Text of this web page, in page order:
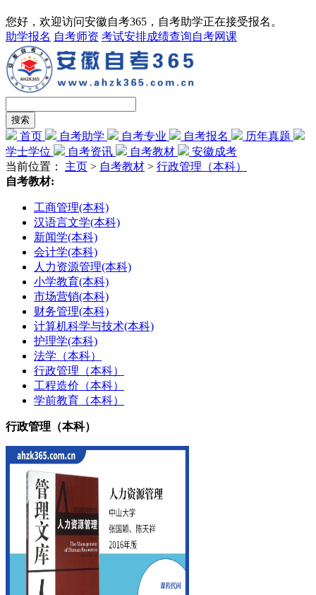
您好，欢迎访问安徽自考365，自考助学正在接受报名。
助学报名 自考师资 考试安排成绩查询自考网课
首页 自考助学 自考专业 自考报名
历年真题
学士学位
自考资讯 自考教材
安徽成考
当前位置： 主页 > 自考教材 > 行政管理（本科）
自考教材:
工商管理(本科)
汉语言文学(本科)
新闻学(本科)
会计学(本科)
人力资源管理(本科)
小学教育(本科)
市场营销(本科)
财务管理(本科)
计算机科学与技术(本科)
护理学(本科)
法学（本科）
行政管理（本科）
工程造价（本科）
学前教育（本科）
行政管理（本科）